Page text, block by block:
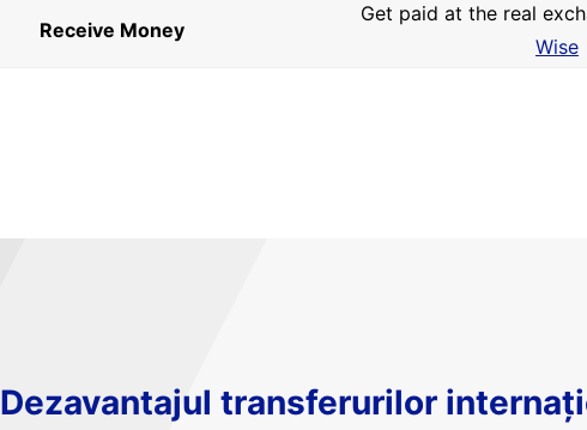
Receive Money
Get paid at the real
Wise
Dezavantajul transferurilor